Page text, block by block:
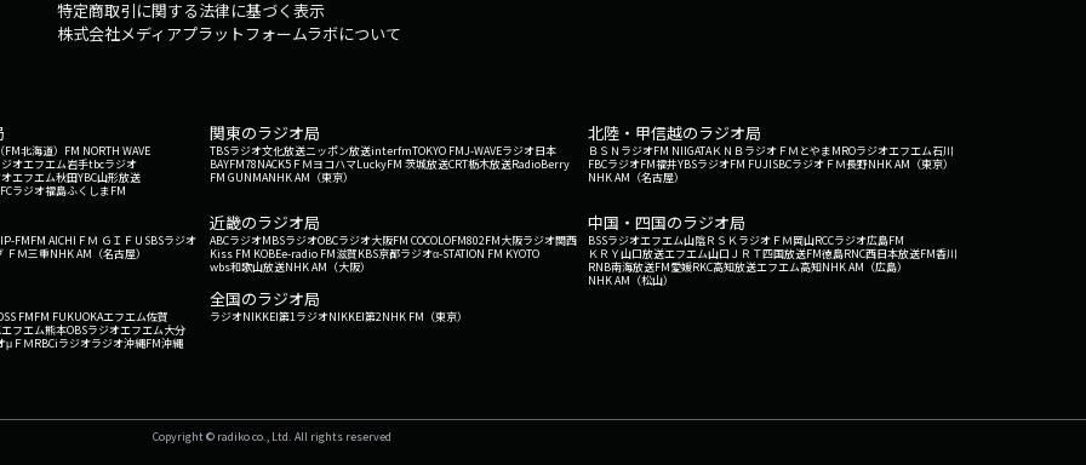
特定商取引に関する法律に基づく表示
株式会社メディアプラットフォームラボについて
北海道） FM NORTH WAVE
オエフエム岩手tbcラジオ
エフエム秋田YBC山形放送
ラジオ福島ふくしまFM
関東のラジオ局
TBSラジオ文化放送ニッポン放送interfmTOKYO FMJ-WAVEラジオ日本
BAYFM78NACK5 ＦＭヨコハマLuckyFM 茨城放送CRT栃木放送RadioBerry
FM GUNMANHK AM（東京）
北陸・甲信越のラジオ局
ＢＳＮラジオFM NIIGATAＫＮＢラジオ ＦＭとやまMROラジオエフエム石川
FBCラジオFM福井YBSラジオFM FUJISBCラジオ ＦＭ長野NHK AM（東京）
NHK AM（名古屋）
FMFM AICHI ＦＭ ＧＩＦＵ SBSラジオ
ＦＭ三重NHK AM（名古屋）
近畿のラジオ局
ABCラジオMBSラジオOBCラジオ大阪FM COCOLOFM802FM大阪ラジオ関西
Kiss FM KOBEe-radio FM滋賀KBS京都ラジオα-STATION FM KYOTO
wbs和歌山放送NHK AM（大阪）
中国・四国のラジオ局
BSSラジオエフエム山陰ＲＳＫラジオ ＦＭ岡山RCCラジオ広島FM
ＫＲＹ山口放送エフエム山口 ＪＲＴ四国放送FM徳島RNC西日本放送FM香川
RNB南海放送FM愛媛RKC高知放送エフエム高知NHK AM（広島）
NHK AM（松山）
FMFM FUKUOKAエフエム佐賀
フエム熊本OBSラジオエフエム大分
μＦＭRBCiラジオラジオ沖縄FM沖縄
全国のラジオ局
ラジオNIKKEI第1ラジオNIKKEI第2NHK FM（東京）
Copyright © radiko co., Ltd. All rights reserved